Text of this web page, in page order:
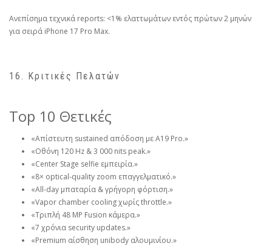
Ανεπίσημα τεχνικά reports: <1% ελαττωμάτων εντός πρώτων 2 μηνών
για σειρά iPhone 17 Pro Max.
16. Κριτικές Πελατών
Top 10 Θετικές
«Απίστευτη sustained απόδοση με A19 Pro.»
«Οθόνη 120 Hz & 3 000 nits peak.»
«Center Stage selfie εμπειρία.»
«8× optical-quality zoom επαγγελματικό.»
«All-day μπαταρία & γρήγορη φόρτιση.»
«Vapor chamber cooling χωρίς throttle.»
«Τριπλή 48 MP Fusion κάμερα.»
«7 χρόνια security updates.»
«Premium αίσθηση unibody αλουμινίου.»